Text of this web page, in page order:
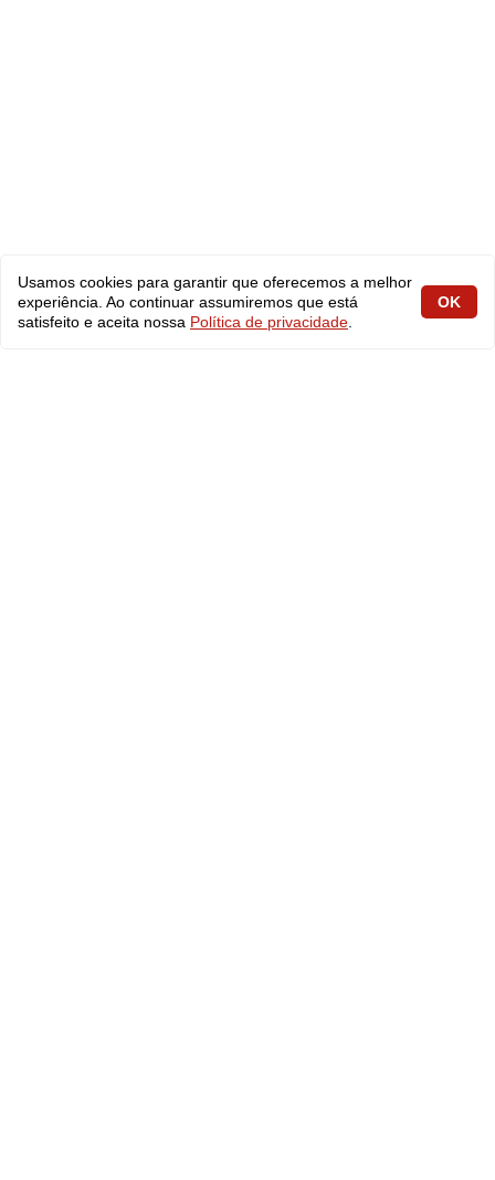
Usamos cookies para garantir que oferecemos a melhor
experiência. Ao continuar assumiremos que está
satisfeito e aceita nossa Política de privacidade
OK